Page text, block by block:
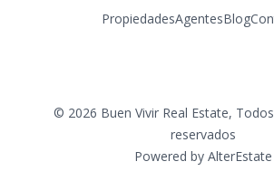
PropiedadesAgentesBlog
© 2026 Buen Vivir Real Estate,
reservados
Powered by AlterEstate